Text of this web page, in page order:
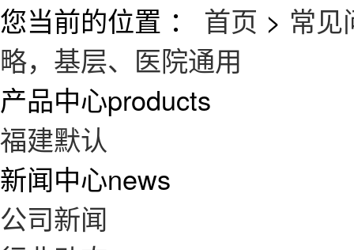
您当前的位置 ： 首页 > 常见
略，基层、医院通用
产品中心products
福建默认
新闻中心news
公司新闻